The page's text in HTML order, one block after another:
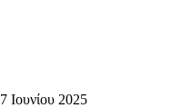
Ιουνίου 2025